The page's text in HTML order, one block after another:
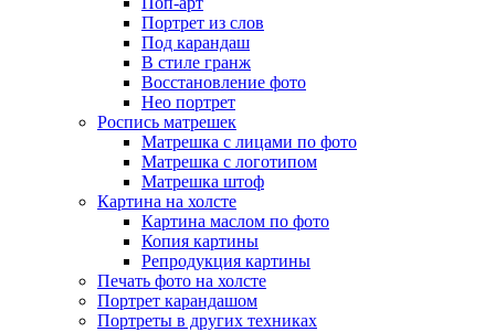
Портрет из слов
Под карандаш
В стиле гранж
Восстановление фото
Нео портрет
Роспись матрешек
Матрешка с лицами по фото
Матрешка с логотипом
Матрешка штоф
Картина на холсте
Картина маслом по фото
Копия картины
Репродукция картины
Печать фото на холсте
Портрет карандашом
Портреты в других техниках